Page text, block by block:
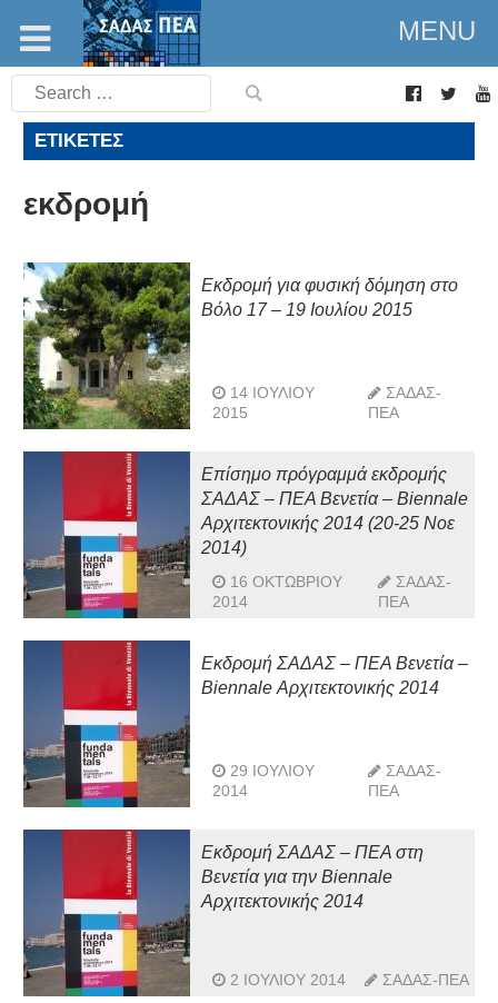
MENU
Search
for:
ΕΤΙΚΈΤΕΣ
εκδρομή
Εκδρομή για φυσική δόμηση στο
Βόλο 17 – 19 Ιουλίου 2015
14 ΙΟΥΛΊΟΥ
2015
ΣΑΔΑΣ-
ΠΕΑ
Επίσημο πρόγραμμά εκδρομής
ΣΑΔΑΣ – ΠΕΑ Βενετία – Biennale
Αρχιτεκτονικής 2014 (20-25 Νοε
2014)
16 ΟΚΤΩΒΡΊΟΥ
2014
ΣΑΔΑΣ-
ΠΕΑ
Εκδρομή ΣΑΔΑΣ – ΠΕΑ Βενετία –
Biennale Αρχιτεκτονικής 2014
29 ΙΟΥΛΊΟΥ
2014
ΣΑΔΑΣ-
ΠΕΑ
Εκδρομή ΣΑΔΑΣ – ΠΕΑ στη
Βενετία για την Biennale
Αρχιτεκτονικής 2014
2 ΙΟΥΛΊΟΥ 2014 ΣΑΔΑΣ-ΠΕΑ